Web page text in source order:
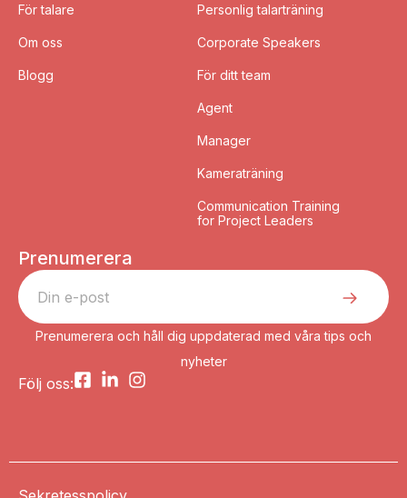
För talare
Om oss
Blogg
Personlig talarträning
Corporate Speakers
För ditt team
Agent
Manager
Kameraträning
Communication Training
for Project Leaders
Prenumerera
Prenumerera och håll dig uppdaterad med våra tips och
nyheter
Följ oss: